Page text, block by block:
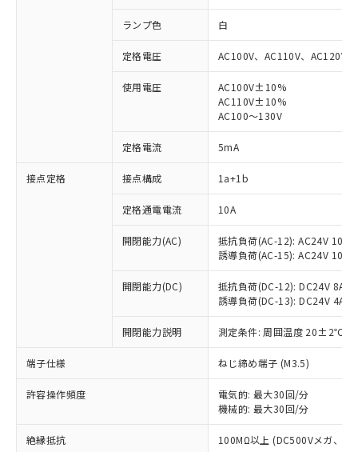
ランプ色 白
定格電圧 AC100V、AC110V、AC120V
使用電圧
AC100V±10%
AC110V±10%
AC100～130V
定格電流 5mA
接点定格 接点構成 1a+1b
定格通電電流 10A
開閉能力(AC)
抵抗負荷(AC-12): AC24V 10A/
誘導負荷(AC-15): AC24V
開閉能力(DC)
抵抗負荷(DC-12): DC24V 8A/
誘導負荷(DC-13): DC24V 4A/
開閉能力説明 測定条件: 周囲温度 20±2℃、
端子仕様 ねじ締め端子 (M3.5)
許容操作頻度
電気的: 最大30回/分
機械的: 最大30回/分
絶縁抵抗 100MΩ以上 (DC500Vメガ、点
ご利用条件
以下の条件をお読みいただき、同意のうえ
本サービスは、当社制御機器事業取扱
商品の当社在庫状況および標準価格
(税抜)を提供させていただくもので
当社制御機器事業取扱商品の中には、
※1 対応状況
対応済み：EU RoHS指令（10物質）の
対応予定：EU RoHS指令（10物質）の非含
有に対応した製品に切り替える予定のある
対応予定なし：EU RoHS指令（10物質）の
非含有に非対応の商品で、対応品を出す予
調査・確認中：EU RoHS指令（10物質）の
非含有の対応状況を調査中または確認中の
商品です。
非該当品：ライセンス料など無形物で、有
害物質有無と関係のない商品です。
「○」：最大均質材料含有率が中国RoHSの
「×」：最大均質材料含有率が中国RoHSの